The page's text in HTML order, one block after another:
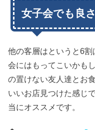
女子会でも良
他の客層はというと6
会にはもってこいかも
の置けない友人達とお
いいお店見つけた感じ
当にオススメです。